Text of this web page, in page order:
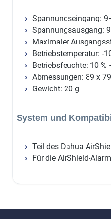
Spannungseingang:
Spannungsausgang:
Maximaler
Betriebstemperatur: -
Betriebsfeuchte: 10 %
Abmessungen: 89 x
Gewicht: 20 g
System und
Teil des Dahua
Für die AirShield-